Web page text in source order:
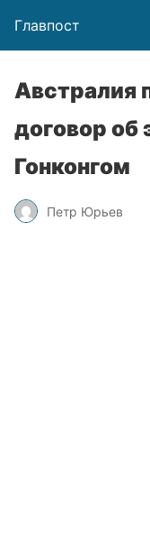
Главпост
Австралия
договор об
Гонконгом
Петр Юрьев